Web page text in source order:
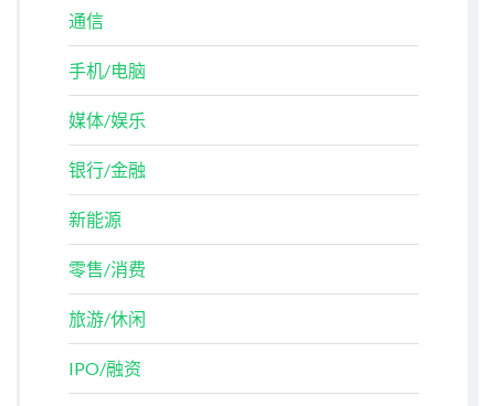
通信
手机/电脑
媒体/娱乐
银行/金融
新能源
零售/消费
旅游/休闲
IPO/融资